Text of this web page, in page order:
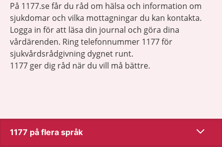
På 1177.se får du råd om hälsa och information om
sjukdomar och vilka mottagningar du kan kontakta.
Logga in för att läsa din journal och göra dina
vårdärenden. Ring telefonnummer 1177 för
sjukvårdsrådgivning dygnet runt.
1177 ger dig råd när du vill må bättre.
1177 på flera språk Visa